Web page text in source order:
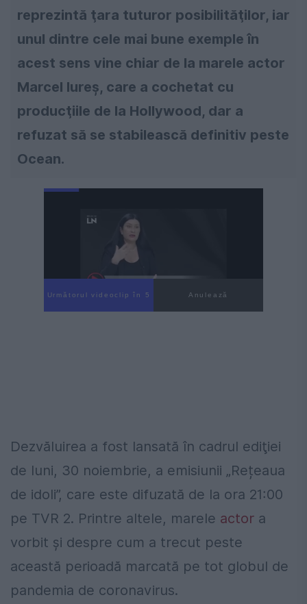
reprezintă ţara tuturor posibilităţilor, iar
unul dintre cele mai bune exemple în
acest sens vine chiar de la marele actor
Marcel Iureş, care a cochetat cu
producţiile de la Hollywood, dar a
refuzat să se stabilească definitiv peste
Ocean.
Următorul videoclip în 4 Anulează
Dezvăluirea a fost lansată în cadrul ediţiei
de luni, 30 noiembrie, a emisiunii „Rețeaua
de idoli”, care este difuzată de la ora 21:00
pe TVR 2. Printre altele, marele actor a
vorbit şi despre cum a trecut peste
această perioadă marcată pe tot globul de
pandemia de coronavirus.